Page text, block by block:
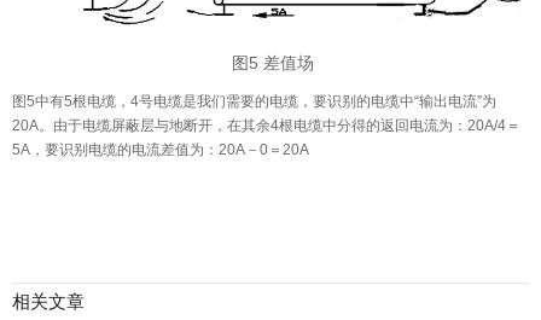
图5 差值场
图5中有5根电缆，4号电缆是我们需要的电缆，要识别的电缆中“输出电流”为
20A。由于电缆屏蔽层与地断开，在其余4根电缆中分得的返回电流为：20A/4＝
5A，要识别电缆的电流差值为：20A－0＝20A
相关文章